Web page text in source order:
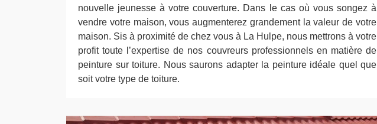
nouvelle jeunesse à votre couverture. Dans le cas où vous songez à
vendre votre maison, vous augmenterez grandement la valeur de votre
maison. Sis à proximité de chez vous à La Hulpe, nous mettrons à votre
profit toute l’expertise de nos couvreurs professionnels en matière de
peinture sur toiture. Nous saurons adapter la peinture idéale quel que
soit votre type de toiture.